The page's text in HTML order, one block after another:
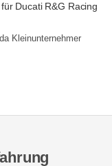
Ducati R&G Racing
Kleinunternehmer